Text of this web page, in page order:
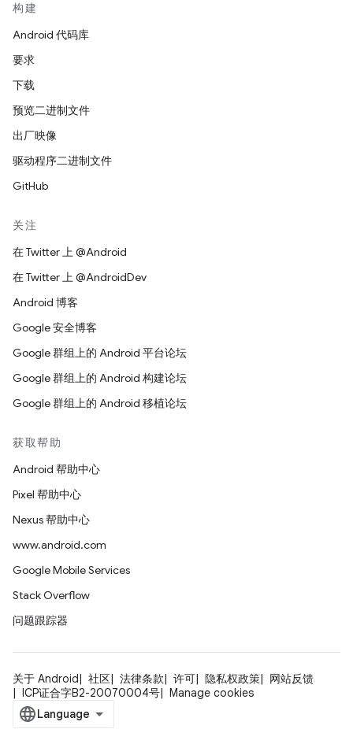
构建
Android 代码库
要求
下载
预览二进制文件
出厂映像
驱动程序二进制文件
GitHub
关注
在 Twitter 上 @Android
在 Twitter 上 @AndroidDev
Android 博客
Google 安全博客
Google 群组上的 Android 平台论坛
Google 群组上的 Android 构建论坛
Google 群组上的 Android 移植论坛
获取帮助
Android 帮助中心
Pixel 帮助中心
Nexus 帮助中心
www.android.com
Google Mobile Services
Stack Overflow
问题跟踪器
关于 Android 社区 法律条款 许可 隐私权政策
网站反馈
ICP证合字B2-20070004号
Manage cookies